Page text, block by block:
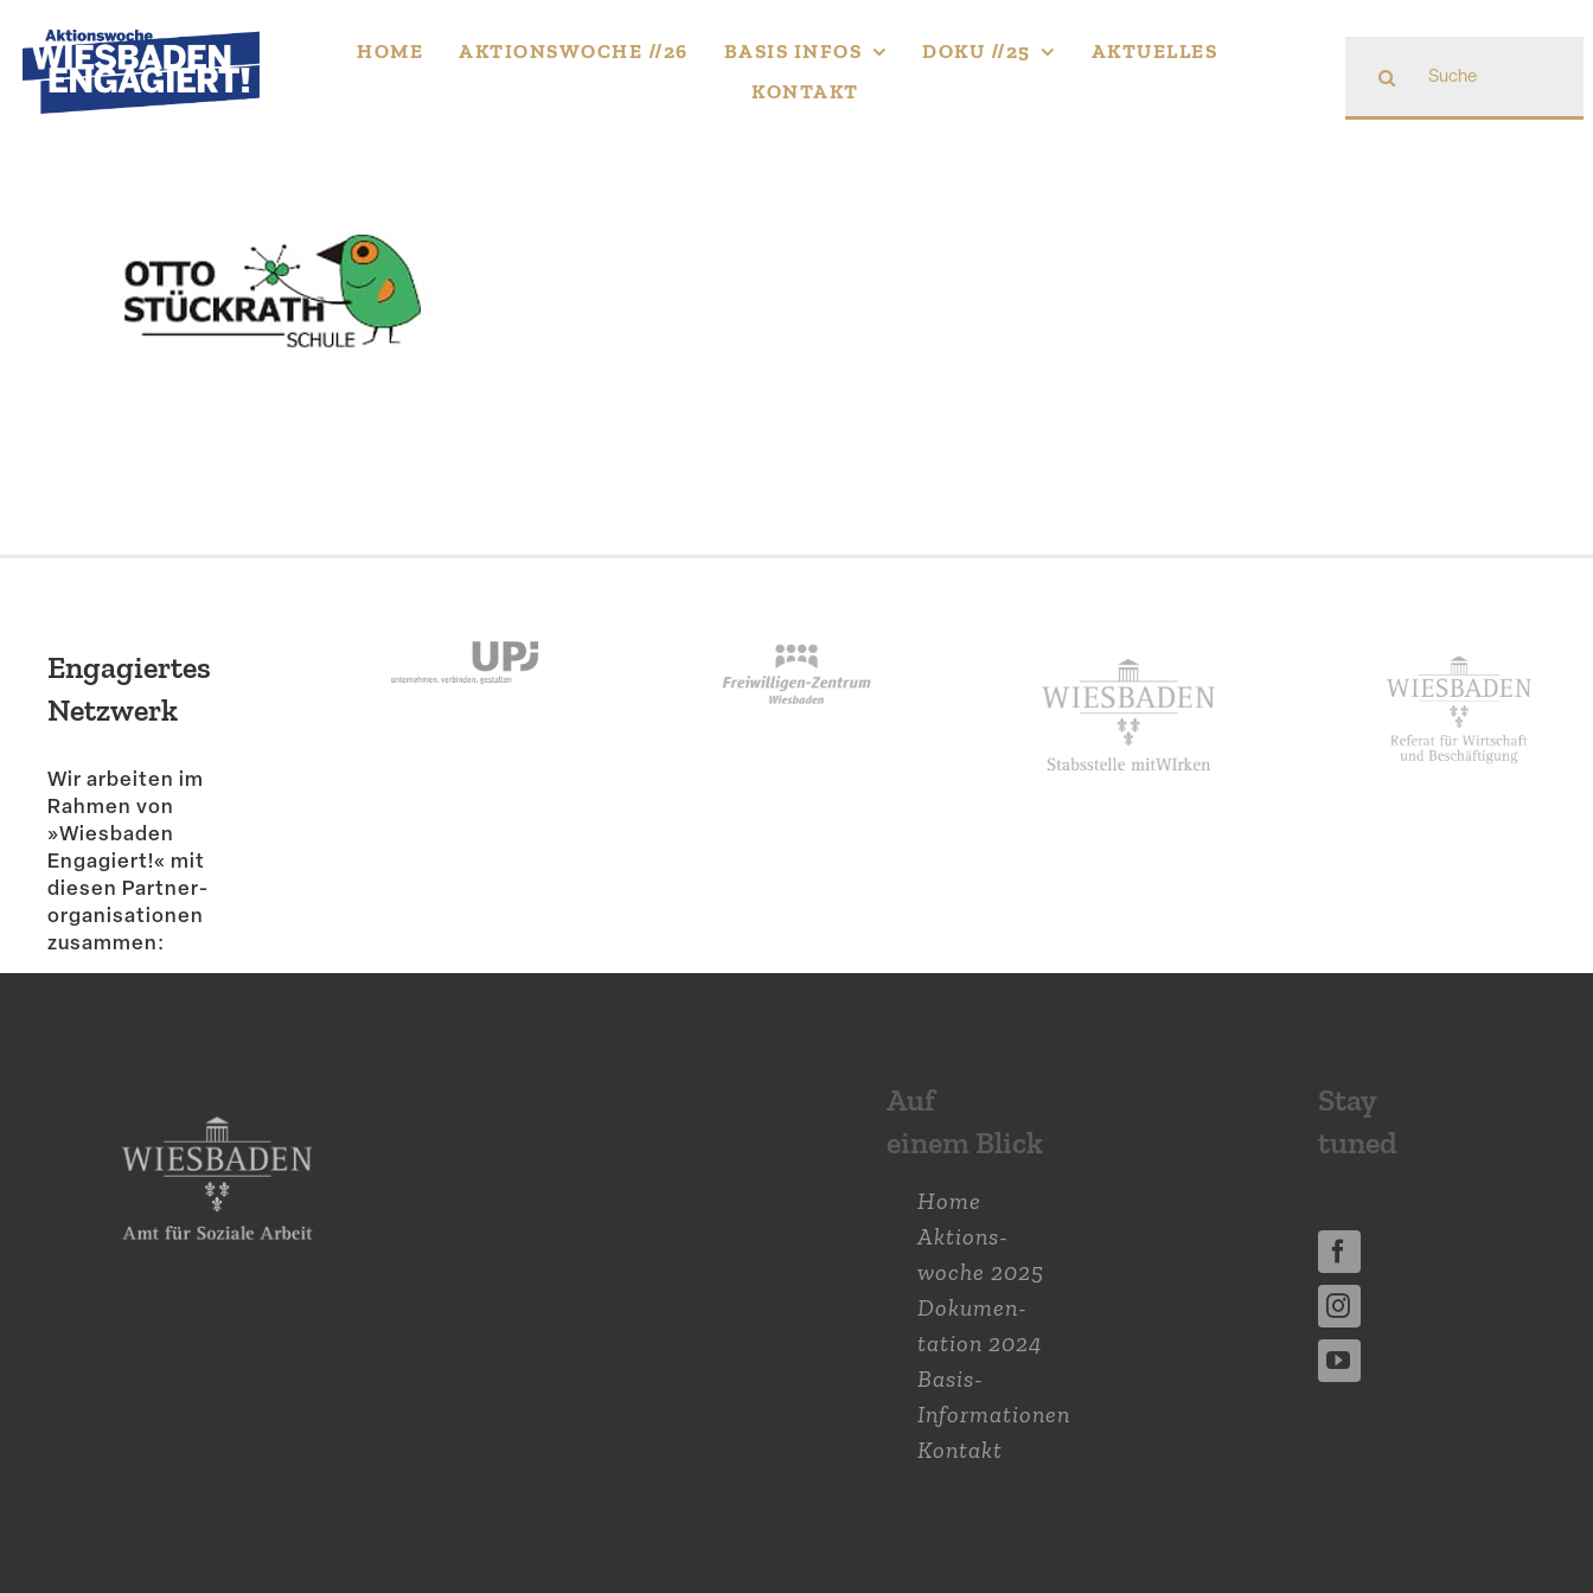
to
content
HOME AKTIONS­WOCHE //26 BASIS INFOS DOKU //25
AKTUELLES
KONTAKT
nach:
Engagiertes
Netzwerk
Wir arbeiten im
Rahmen von
»Wiesbaden
Engagiert!« mit
diesen Partner­
or­ga­ni­sa­tionen
zusammen:
Auf
einem Blick
Home
Aktions­
woche 2025
Dokumen­
tation 2024
Basis-
Informationen
Kontakt
Stay
tuned